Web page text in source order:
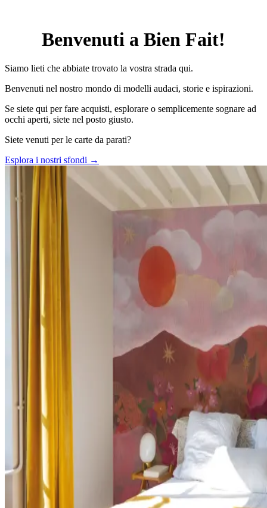
Benvenuti a Bien Fait!
Siamo lieti che abbiate trovato la vostra strada qui.
Benvenuti nel nostro mondo di modelli audaci, storie e ispirazioni.
Se siete qui per fare acquisti, esplorare o semplicemente sognare ad
occhi aperti, siete nel posto giusto.
Siete venuti per le carte da parati?
Esplora i nostri sfondi →